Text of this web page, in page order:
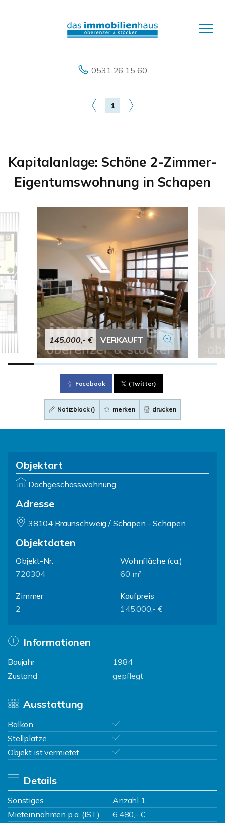
0531 26 15 60
1
Kapitalanlage: Schöne 2-Zimmer-
Eigentumswohnung in Schapen
145.000,- € VERKAUFT
Facebook (Twitter)
Notizblock () merken drucken
Objektart
Dachgeschosswohnung
Adresse
38104 Braunschweig / Schapen - Schapen
Objektdaten
Objekt-Nr.
720304
Wohnfläche (ca.)
60 m²
Zimmer
2
Kaufpreis
145.000,- €
Informationen
Baujahr
1984
Zustand
gepflegt
Ausstattung
Balkon
Stellplätze
Objekt ist vermietet
Details
Sonstiges
Anzahl 1
Mieteinnahmen p.a. (IST)
6.480,- €